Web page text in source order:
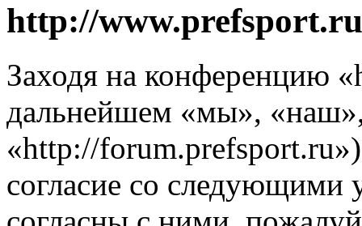
http://
Заходя на конференцию
дальнейшем «мы»,
«http://
согласие со следующими